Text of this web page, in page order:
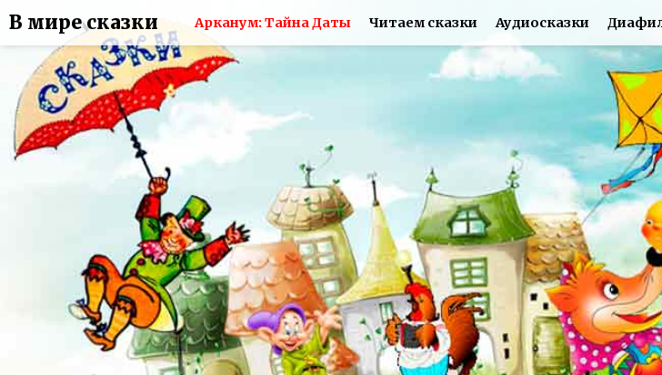
В мире сказки Арканум: Тайна Даты Читаем сказки Аудиосказки